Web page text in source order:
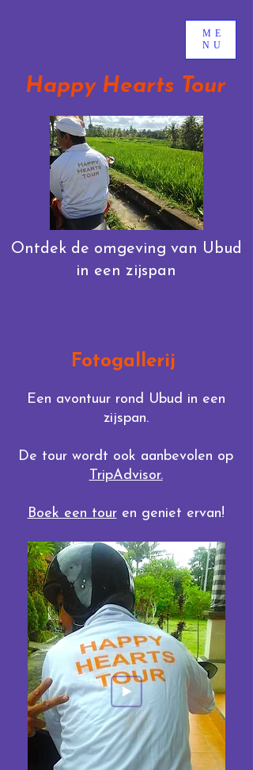
ME
NU
Happy Hearts Tour
Ontdek de omgeving van Ubud
in een zijspan
Fotogallerij
Een avontuur rond Ubud in een
zijspan.
De tour wordt ook aanbevolen op
TripAdvisor.
Boek een touren geniet ervan!